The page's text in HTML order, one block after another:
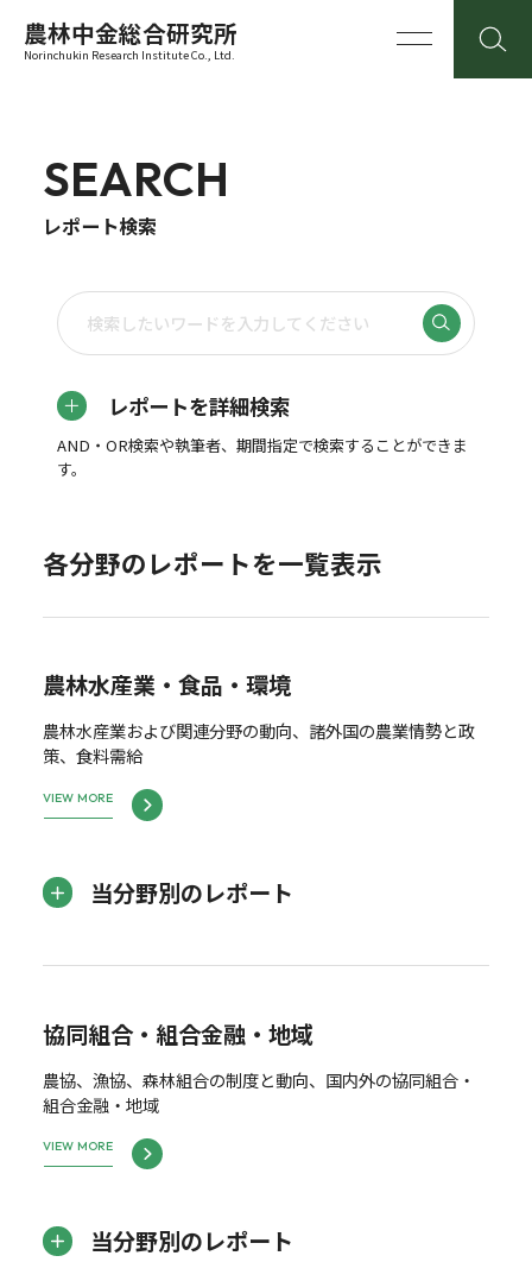
農林中金総合研究所
Norinchukin Research Institute Co., Ltd.
SEARCH
レポート検索
レポートを詳細検索
AND・OR検索や執筆者、期間指定で検索することができま
す。
各分野のレポートを一覧表示
農林水産業・食品・環境
農林水産業および関連分野の動向、諸外国の農業情勢と政
策、食料需給
VIEW MORE
当分野別のレポート
協同組合・組合金融・地域
農協、漁協、森林組合の制度と動向、国内外の協同組合・
組合金融・地域
VIEW MORE
当分野別のレポート